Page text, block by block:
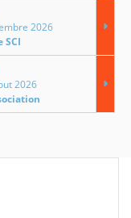
2026
SCI
2026